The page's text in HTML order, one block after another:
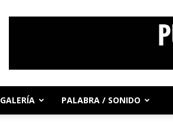
GALERÍA PALABRA / SONIDO